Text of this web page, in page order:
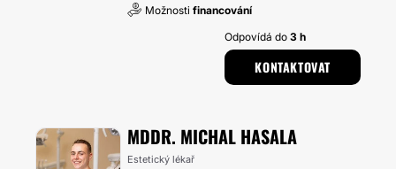
Možnosti financování
Odpovídá do3 h
KONTAKTOVAT
MDDR. MICHAL HASALA
Estetický lékař